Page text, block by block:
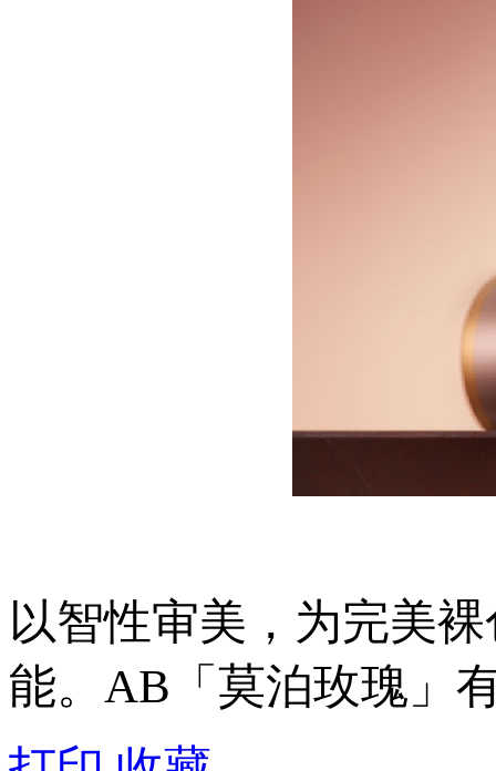
以智性审美，为完美
能。AB「莫泊玫瑰」